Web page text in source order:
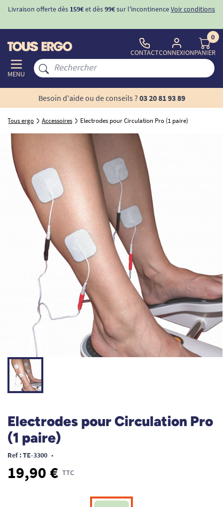
Livraison offerte dès 159€et dès99€sur l'incontinenceVoir conditions
MENU
CONTACTCONNEXION
0
PANIER
Besoin d'aide ou de conseils ? 03 20 81 93 89
Tous ergo Accessoires Electrodes pour Circulation Pro (1 paire)
Electrodes pour Circulation Pro
(1 paire)
Ref : TE-3300 •
19,90 € TTC